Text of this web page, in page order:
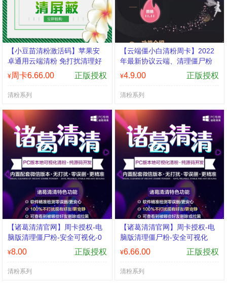
【小豆苗清粉激活码】苹果安
卓通用云端清粉 免打扰清理好
友 清理朋友圈《小豆苗微信清
粉》
¥周卡6.66.00 正版授权
清粉系列
【云端僵小白清粉周卡】2022
年最新协议云端、清理僵尸粉
锌粉-清圈清通讯录【激活码商
¥4.9.00 正版授权
清粉系列
【诸葛清清官网】周卡授权-电
脑版清理僵尸粉-安全可视化-0
误删100%不打扰现有好友
¥8.00 正版授权
清粉系列
【诸葛清清官网】周卡授权-电
脑版清理僵尸粉-安全可视化
¥6.66.00 正版授权
清粉系列